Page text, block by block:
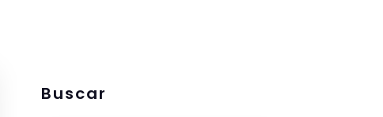
Buscar